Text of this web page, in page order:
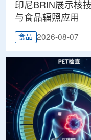
印尼BRIN展示核
与食品辐照应用
食品 2026-08-07